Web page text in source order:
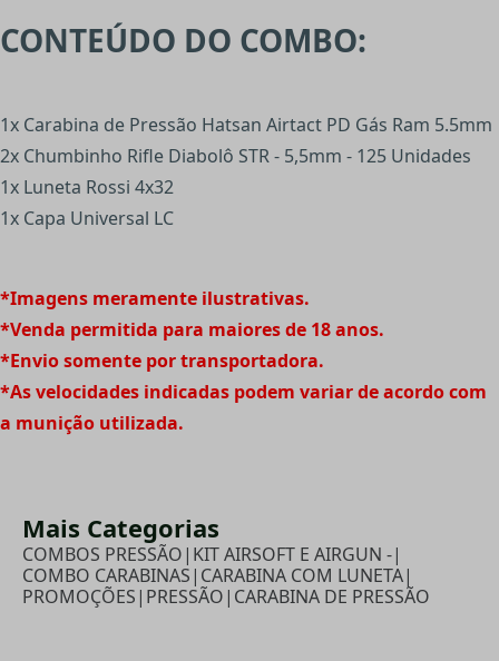
CONTEÚDO DO COMBO:
1x Carabina de Pressão Hatsan Airtact PD Gás Ram 5.5mm
2x Chumbinho Rifle Diabolô STR - 5,5mm - 125 Unidades
1x Luneta Rossi 4x32
1x Capa Universal LC
*Imagens meramente ilustrativas.
*Venda permitida para maiores de 18 anos.
*Envio somente por transportadora.
*As velocidades indicadas podem variar de acordo com
a munição utilizada.
Mais Categorias
COMBOS PRESSÃO| KIT AIRSOFT E AIRGUN -|
COMBO CARABINAS| CARABINA COM LUNETA|
PROMOÇÕES| PRESSÃO| CARABINA DE PRESSÃO